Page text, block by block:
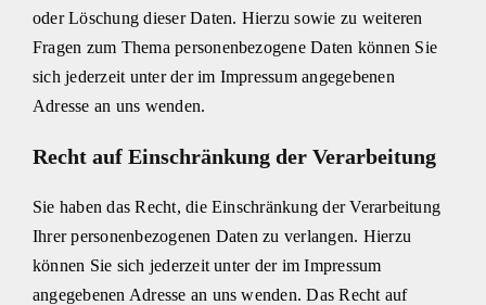
oder Löschung dieser Daten. Hierzu sowie zu weiteren
Fragen zum Thema personenbezogene Daten können Sie
sich jederzeit unter der im Impressum angegebenen
Adresse an uns wenden.
Recht auf Einschränkung der Verarbeitung
Sie haben das Recht, die Einschränkung der Verarbeitung
Ihrer personenbezogenen Daten zu verlangen. Hierzu
können Sie sich jederzeit unter der im Impressum
angegebenen Adresse an uns wenden. Das Recht auf